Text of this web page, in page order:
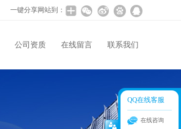
一键分享网站到：
公司资质 在线留言 联系我们
QQ在线客服
在线咨询